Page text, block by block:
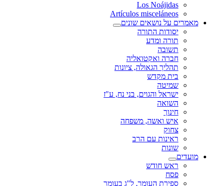
Los Noájidas
Artículos misceláneos
מאמרים על נושאים שונים
יסודות התורה
תורה ומדע
תשובה
חברה ואקטואליה
תהליך הגאולה, ציונות
בית מקדש
שמיטה
ישראל והגוים, בני נח, ע"ז
השואה
חינוך
איש ואשה, משפחה
צחוק
ראינות עם הרב
שונות
מועדים
ראש חודש
פסח
ספירת העומר, ל"ג בעומר